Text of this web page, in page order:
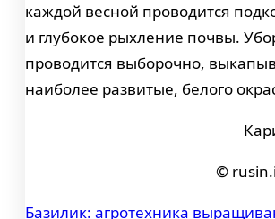
каждой весной проводится
и глубокое рыхление почвы.
проводится выборочно,
наиболее развитые, белого
©
Базилик: агротехника